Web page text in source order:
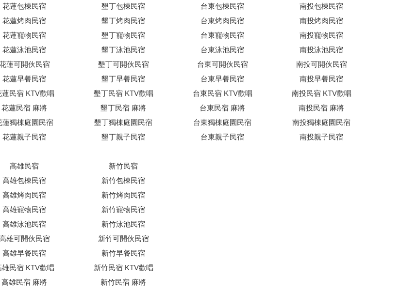
花蓮包棟民宿
花蓮烤肉民宿
花蓮寵物民宿
花蓮泳池民宿
蓮可開伙民宿
花蓮早餐民宿
蓮民宿 KTV歡唱
花蓮民宿 麻將
蓮獨棟庭園民宿
花蓮親子民宿
墾丁包棟民宿
墾丁烤肉民宿
墾丁寵物民宿
墾丁泳池民宿
墾丁可開伙民宿
墾丁早餐民宿
墾丁民宿 KTV歡唱
墾丁民宿 麻將
墾丁獨棟庭園民宿
墾丁親子民宿
台東包棟民宿
台東烤肉民宿
台東寵物民宿
台東泳池民宿
台東可開伙民宿
台東早餐民宿
台東民宿 KTV歡唱
台東民宿 麻將
台東獨棟庭園民宿
台東親子民宿
南投包棟民宿
南投烤肉民宿
南投寵物民宿
南投泳池民宿
南投可開伙民宿
南投早餐民宿
南投民宿 KTV歡唱
南投民宿 麻將
南投獨棟庭園民宿
南投親子民宿
高雄民宿
高雄包棟民宿
高雄烤肉民宿
高雄寵物民宿
高雄泳池民宿
雄可開伙民宿
高雄早餐民宿
雄民宿 KTV歡唱
高雄民宿 麻將
新竹民宿
新竹包棟民宿
新竹烤肉民宿
新竹寵物民宿
新竹泳池民宿
新竹可開伙民宿
新竹早餐民宿
新竹民宿 KTV歡唱
新竹民宿 麻將